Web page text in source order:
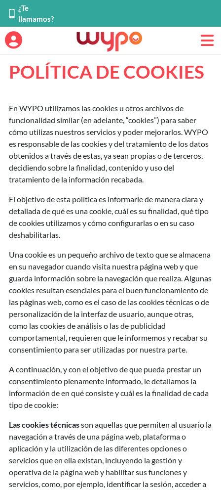
¿Te
llamamos?
POLÍTICA DE COOKIES
En WYPO utilizamos las cookies u otros archivos de
funcionalidad similar (en adelante, “cookies”) para saber
cómo utilizas nuestros servicios y poder mejorarlos. WYPO
es responsable de las cookies y del tratamiento de los datos
obtenidos a través de estas, ya sean propias o de terceros,
decidiendo sobre la finalidad, contenido y uso del
tratamiento de la información recabada.
El objetivo de esta política es informarle de manera clara y
detallada de qué es una cookie, cuál es su finalidad, qué tipo
de cookies utilizamos y cómo configurarlas o en su caso
deshabilitarlas.
Una cookie es un pequeño archivo de texto que se almacena
en su navegador cuando visita nuestra página web y que
guarda información sobre la navegación que realiza. Algunas
cookies resultan esenciales para el buen funcionamiento de
las páginas web, como es el caso de las cookies técnicas o de
personalización de la interfaz de usuario, aunque otras,
como las cookies de análisis o las de publicidad
comportamental, requieren que le informemos y recabar su
consentimiento para ser utilizadas por nuestra parte.
A continuación, y con el objetivo de que pueda prestar un
consentimiento plenamente informado, le detallamos la
información de en qué consiste y cuál es la finalidad de cada
tipo de cookie:
Las cookies técnicasson aquellas que permiten al usuario la
navegación a través de una página web, plataforma o
aplicación y la utilización de las diferentes opciones o
servicios que en ella existan, incluyendo la gestión y
operativa de la página web y habilitar sus funciones y
servicios, como, por ejemplo, identificar la sesión, acceder a